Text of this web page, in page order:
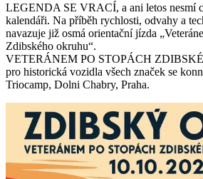
LEGENDA SE VRACÍ, a ani letos nesmí
kalendáři. Na příběh rychlosti, odvahy a
navazuje již osmá orientační jízda
Zdibského okruhu“.
VETERÁNEM PO STOPÁCH
pro historická vozidla všech značek se
Triocamp, Dolni Chabry, Praha.